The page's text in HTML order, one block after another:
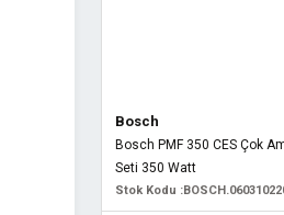
Bosch
Bosch PMF 350 CES Çok
Seti 350 Watt
Stok Kodu :